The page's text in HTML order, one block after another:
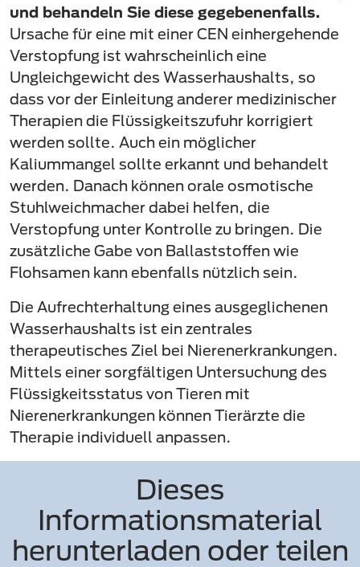
und behandeln Sie diese gegebenenfalls.
Ursache für eine mit einer CEN einhergehende
Verstopfung ist wahrscheinlich eine
Ungleichgewicht des Wasserhaushalts, so
dass vor der Einleitung anderer medizinischer
Therapien die Flüssigkeitszufuhr korrigiert
werden sollte. Auch ein möglicher
Kaliummangel sollte erkannt und behandelt
werden. Danach können orale osmotische
Stuhlweichmacher dabei helfen, die
Verstopfung unter Kontrolle zu bringen. Die
zusätzliche Gabe von Ballaststoffen wie
Flohsamen kann ebenfalls nützlich sein.
Die Aufrechterhaltung eines ausgeglichenen
Wasserhaushalts ist ein zentrales
therapeutisches Ziel bei Nierenerkrankungen.
Mittels einer sorgfältigen Untersuchung des
Flüssigkeitsstatus von Tieren mit
Nierenerkrankungen können Tierärzte die
Therapie individuell anpassen.
Dieses
Informationsmaterial
herunterladen oder teilen